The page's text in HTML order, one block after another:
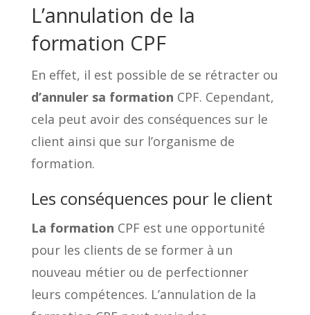
L’annulation de la
formation CPF
En effet, il est possible de se rétracter ou
d’annuler sa formation CPF. Cependant,
cela peut avoir des conséquences sur le
client ainsi que sur l’organisme de
formation.
Les conséquences pour le client
La formation CPF est une opportunité
pour les clients de se former à un
nouveau métier ou de perfectionner
leurs compétences. L’annulation de la